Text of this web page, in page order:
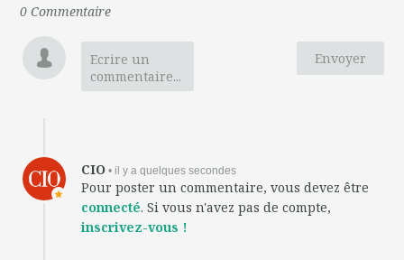
0 Commentaire
Envoyer
Ecrire un
commentaire...
CIO • il y a quelques secondes
Pour poster un commentaire, vous devez être
connecté. Si vous n'avez pas de compte,
inscrivez-vous !